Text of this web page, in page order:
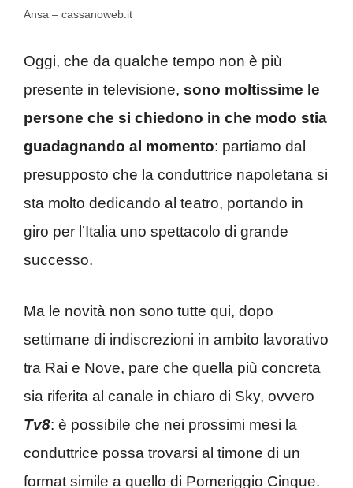
Ansa – cassanoweb.it
Oggi, che da qualche tempo non è più
presente in televisione, sono moltissime le
persone che si chiedono in che modo stia
guadagnando al momento: partiamo dal
presupposto che la conduttrice napoletana si
sta molto dedicando al teatro, portando in
giro per l’Italia uno spettacolo di grande
successo.
Ma le novità non sono tutte qui, dopo
settimane di indiscrezioni in ambito lavorativo
tra Rai e Nove, pare che quella più concreta
sia riferita al canale in chiaro di Sky, ovvero
Tv8: è possibile che nei prossimi mesi la
conduttrice possa trovarsi al timone di un
format simile a quello di Pomeriggio Cinque.